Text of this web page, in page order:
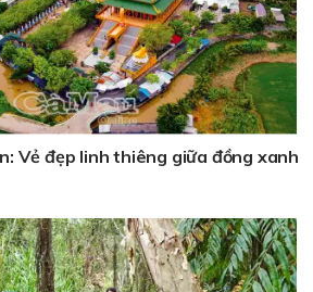
Vẻ đẹp linh thiêng giữa đồng xanh